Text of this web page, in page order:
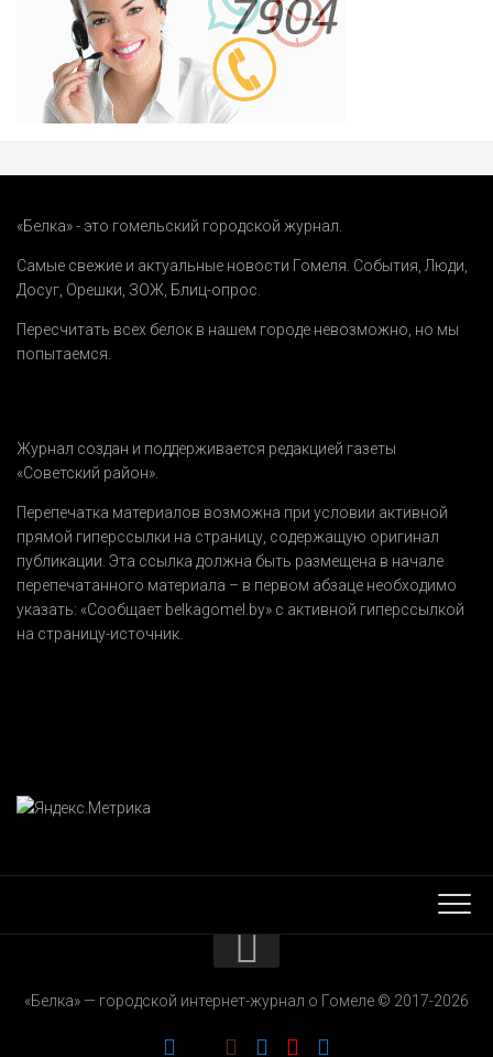
«Белка» - это гомельский городской журнал.
Самые свежие и актуальные новости Гомеля. События,Люди,
Досуг, Орешки, ЗОЖ, Блиц-опрос.
Пересчитать всех белок в нашем городе невозможно, но мы
попытаемся.
Журнал создан и поддерживается редакцией газеты
«Советский район».
Перепечатка материалов возможна при условии активной
прямой гиперссылки на страницу, содержащую оригинал
публикации. Эта ссылка должна быть размещена в начале
перепечатанного материала – в первом абзаце необходимо
указать: «Сообщает belkagomel.by» с активной гиперссылкой
на страницу-источник.
РЕКЛАМОДАТЕЛЯМ
«Белка» — городской интернет-журнал о Гомеле © 2017-2026